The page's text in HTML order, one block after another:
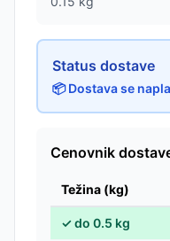
Status dostave
📦 Dostava se
Cenovnik
Težina (kg)
✓do 0.5 kg